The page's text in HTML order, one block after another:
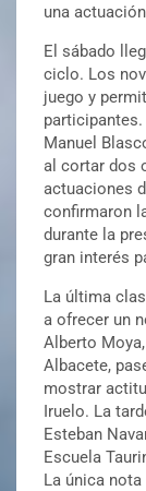
una
El sábado
ciclo. Los
juego y
participantes.
Manuel
al cortar dos
actuaciones
confirmaron
durante la
gran interés
La última
a ofrecer un
Alberto
Albacete,
mostrar
Iruelo. La
Esteban
Escuela
La única